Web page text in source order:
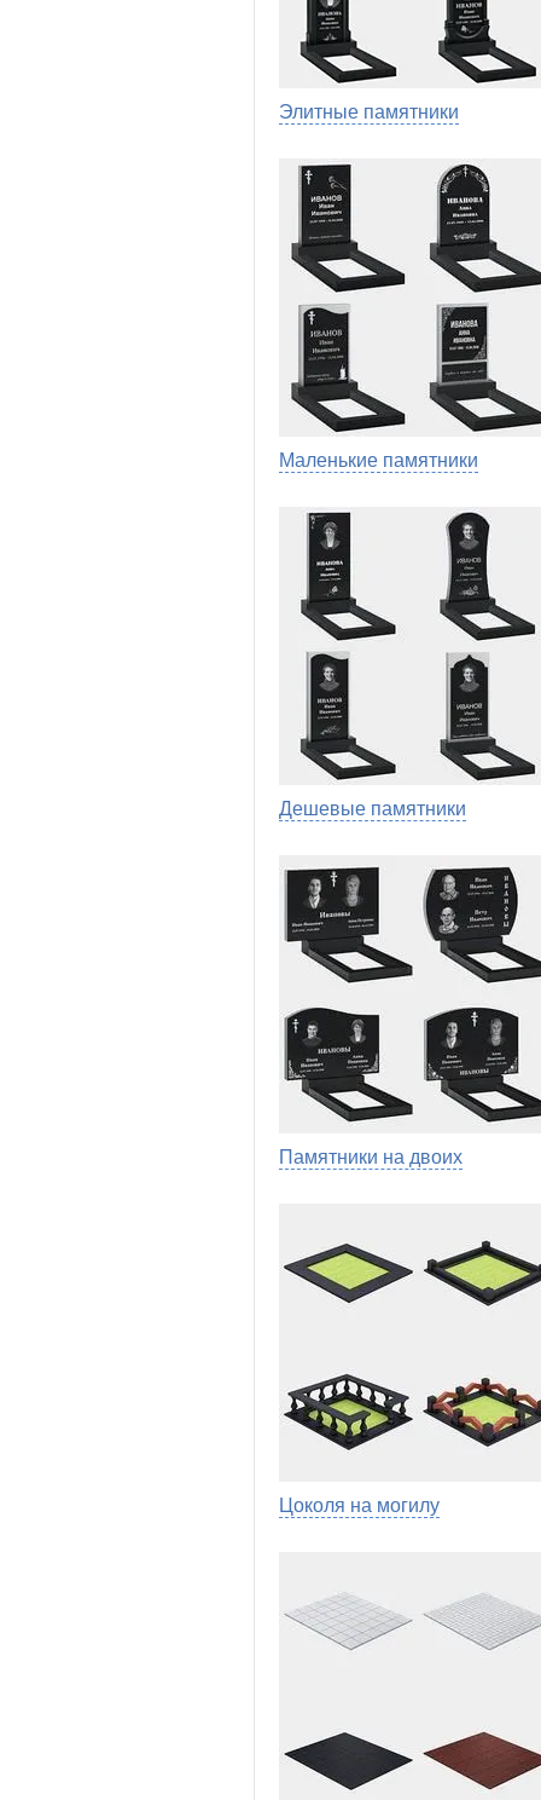
Элитные памятники
Маленькие памятники
Дешевые памятники
Памятники на двоих
Цоколя на могилу